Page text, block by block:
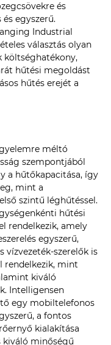
és
egyszerű.
Industrial
választás olyan
költséghatékony,
hűtési megoldást
hűtés erejét a
méltó
szempontjából
a hűtőkapacitása, így
mint a
szintű léghűtéssel.
hűtési
rendelkezik, amely
egyszerű,
vízvezeték-szerelők is
rendelkezik, mint
kiváló
Intelligensen
egy mobiltelefonos
a fontos
kialakítása
kiváló minőségű